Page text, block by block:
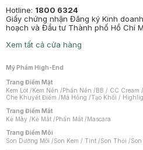
Hotline: 1800 6324
Giấy chứng nhận Đăng ký Kinh
hoạch và Đầu tư Thành phố Hồ Chí
Xem tất cả cửa hàng
Mỹ Phẩm High-End
Trang Điểm Mặt
Kem Lót /Kem Nền /Phấn Nền /BB / CC Cream /
Che Khuyết Điểm /Má Hồng /Tạo Khối /
Trang Điểm Mắt
Kẻ Mày /Kẻ Mắt /Phấn Mắt /Mascara
Trang Điểm Môi
Son Dưỡng Môi /Son Kem / Tint /Son Thỏi /